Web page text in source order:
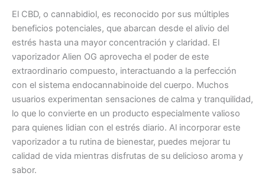
El CBD, o cannabidiol, es reconocido por sus múltiples
beneficios potenciales, que abarcan desde el alivio del
estrés hasta una mayor concentración y claridad. El
vaporizador Alien OG aprovecha el poder de este
extraordinario compuesto, interactuando a la perfección
con el sistema endocannabinoide del cuerpo. Muchos
usuarios experimentan sensaciones de calma y tranquilidad,
lo que lo convierte en un producto especialmente valioso
para quienes lidian con el estrés diario. Al incorporar este
vaporizador a tu rutina de bienestar, puedes mejorar tu
calidad de vida mientras disfrutas de su delicioso aroma y
sabor.